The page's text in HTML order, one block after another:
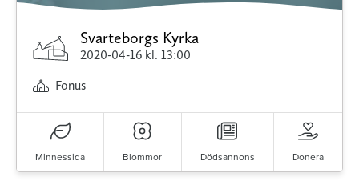
Svarteborgs Kyrka
2020-04-16 kl. 13:00
Fonus
Minnessida Blommor Dödsannons Donera